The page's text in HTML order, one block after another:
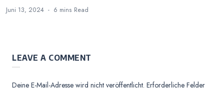
Juni 13, 2024 6 mins Read
LEAVE A COMMENT
Deine E-Mail-Adresse wird nicht veröffentlicht. Erforderliche Felder